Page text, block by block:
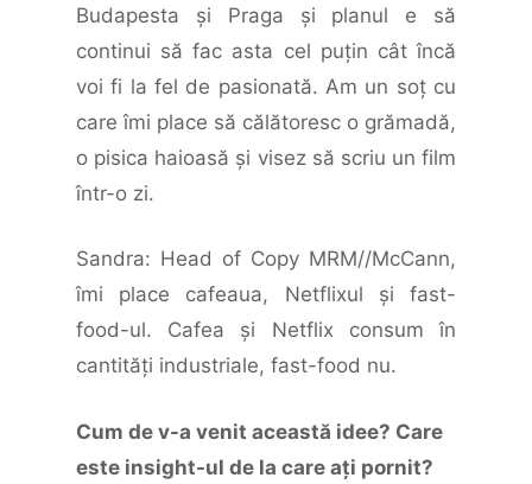
Budapesta şi Praga şi planul e să
continui să fac asta cel puţin cât încă
voi fi la fel de pasionată. Am un soţ cu
care îmi place să călătoresc o grămadă,
o pisica haioasă şi visez să scriu un film
într-o zi.
Sandra: Head of Copy MRM//McCann,
îmi place cafeaua, Netflixul şi fast-
food-ul. Cafea şi Netflix consum în
cantităţi industriale, fast-food nu.
Cum de v-a venit această idee? Care
este insight-ul de la care aţi pornit?